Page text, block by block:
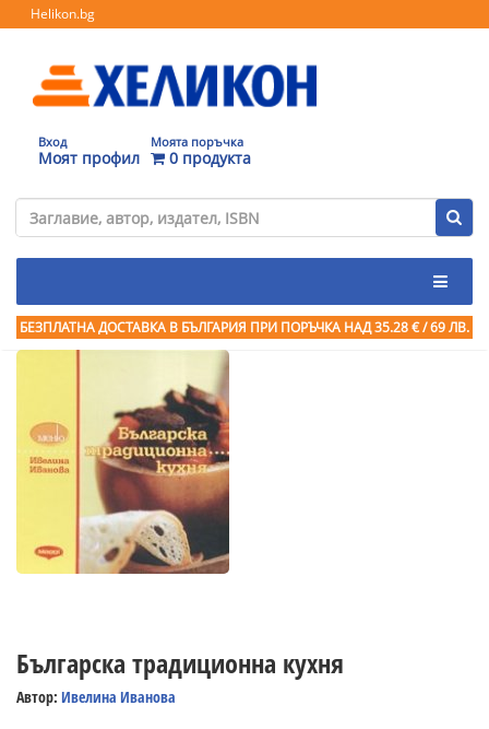
Helikon.bg
Вход
Моят профил
Моята поръчка
0 продукта
БЕЗПЛАТНА ДОСТАВКА В БЪЛГАРИЯ ПРИ ПОРЪЧКА НАД 35.28 € / 69 ЛВ.
Българска традиционна кухня
Автор: Ивелина Иванова